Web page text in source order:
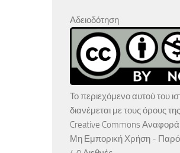
Αδειοδότηση
Το περιεχόμενο αυτού του
διανέμεται με τους όρους
Creative Commons
Μη Εμπορική Χρήση -